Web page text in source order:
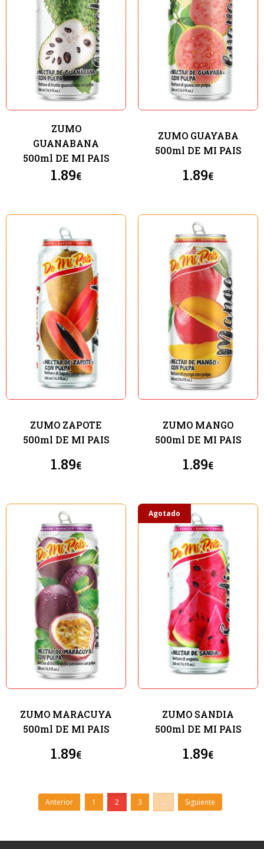
ZUMO
GUANABANA
500ml DE MI PAIS
1.89€
ZUMO GUAYABA
500ml DE MI PAIS
1.89€
ZUMO ZAPOTE
500ml DE MI PAIS
1.89€
ZUMO MANGO
500ml DE MI PAIS
1.89€
ZUMO MARACUYA
500ml DE MI PAIS
1.89€
Agotado
ZUMO SANDIA
500ml DE MI PAIS
1.89€
Anterior 1 2 3 ... Siguiente